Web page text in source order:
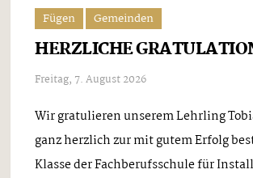
Fügen Gemeinden
HERZLICHE
Freitag, 7. August 2026
Wir gratulieren unserem Lehrling
ganz herzlich zur mit gutem Erfolg
Klasse der Fachberufsschule für